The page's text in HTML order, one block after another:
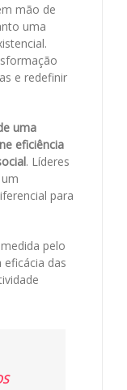
mão de
uma
e redefinir
uma
eficiência
. Líderes
para
pelo
das